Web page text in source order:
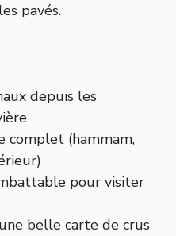
pavés.
depuis les
complet (hammam,
pour visiter
belle carte de crus